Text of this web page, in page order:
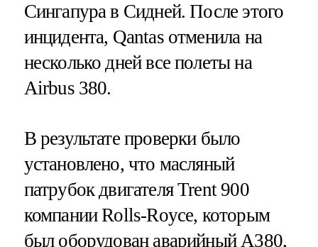
Сингапура в Сидней. После этого
инцидента, Qantas отменила на
несколько дней все полеты на
Airbus 380.
В результате проверки было
установлено, что масляный
патрубок двигателя Trent 900
компании Rolls-Royce, которым
был оборудован аварийный A380,